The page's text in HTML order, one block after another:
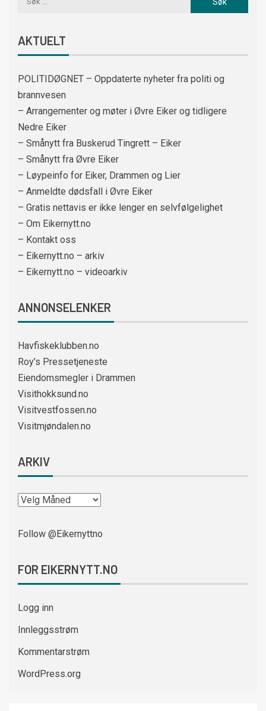
AKTUELT
POLITIDØGNET – Oppdaterte nyheter fra politi og
brannvesen
– Arrangementer og møter i Øvre Eiker og tidligere
Nedre Eiker
– Smånytt fra Buskerud Tingrett – Eiker
– Smånytt fra Øvre Eiker
– Løypeinfo for Eiker, Drammen og Lier
– Anmeldte dødsfall i Øvre Eiker
– Gratis nettavis er ikke lenger en selvfølgelighet
– Om Eikernytt.no
– Kontakt oss
– Eikernytt.no – arkiv
– Eikernytt.no – videoarkiv
ANNONSELENKER
Havfiskeklubben.no
Roy’s Pressetjeneste
Eiendomsmegler i Drammen
Visithokksund.no
Visitvestfossen.no
Visitmjøndalen.no
ARKIV
Follow @Eikernyttno
FOR EIKERNYTT.NO
Logg inn
Innleggsstrøm
Kommentarstrøm
WordPress.org